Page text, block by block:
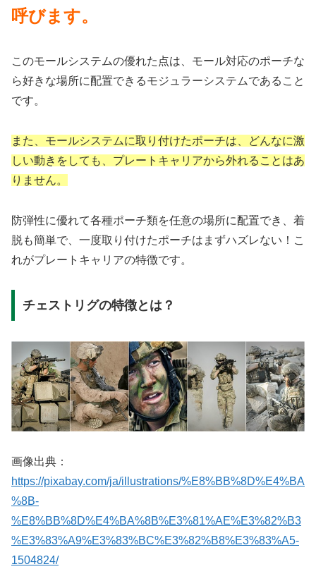
呼びます。
このモールシステムの優れた点は、モール対応のポーチな
ら好きな場所に配置できるモジュラーシステムであること
です。
また、モールシステムに取り付けたポーチは、どんなに激
しい動きをしても、プレートキャリアから外れることはあ
りません。
防弾性に優れて各種ポーチ類を任意の場所に配置でき、着
脱も簡単で、一度取り付けたポーチはまずハズレない！こ
れがプレートキャリアの特徴です。
チェストリグの特徴とは？
画像出典：
https://pixabay.com/ja/illustrations/%E8%BB%8D%E4%BA
%8B-
%E8%BB%8D%E4%BA%8B%E3%81%AE%E3%82%B3
%E3%83%A9%E3%83%BC%E3%82%B8%E3%83%A5-
1504824/